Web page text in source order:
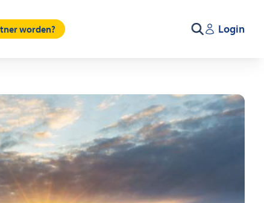
worden? Login